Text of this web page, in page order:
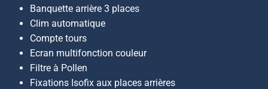
Banquette arrière 3 places
Clim automatique
Compte tours
Ecran multifonction couleur
Filtre à Pollen
Fixations Isofix aux places arrières